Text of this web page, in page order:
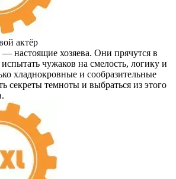
актёр
настоящие хозяева. Они прячутся в
чужаков на смелость, логику и
хладнокровные и сообразительные
секреты темноты и выбраться из этого